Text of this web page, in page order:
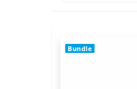
Bundle